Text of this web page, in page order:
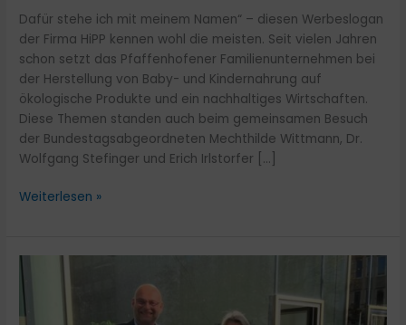
Dafür stehe ich mit meinem Namen“ – diesen Werbeslogan
der Firma HiPP kennen wohl die meisten. Seit vielen Jahren
schon setzt das Pfaffenhofener Familienunternehmen bei
der Herstellung von Baby- und Kindernahrung auf
ökologische Produkte und ein nachhaltiges Wirtschaften.
Diese Themen standen auch beim gemeinsamen Besuch
der Bundestagsabgeordneten Mechthilde Wittmann, Dr.
Wolfgang Stefinger und Erich Irlstorfer […]
Weiterlesen »